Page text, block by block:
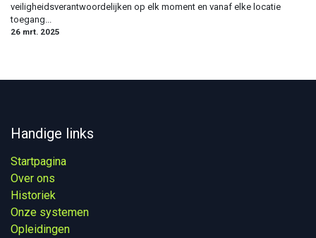
veiligheidsverantwoordelijken op elk moment en vanaf elke locatie
toegang...
26 mrt. 2025
Handige links
Startpagina
Over ons
Historiek
Onze systemen​
Opleidingen